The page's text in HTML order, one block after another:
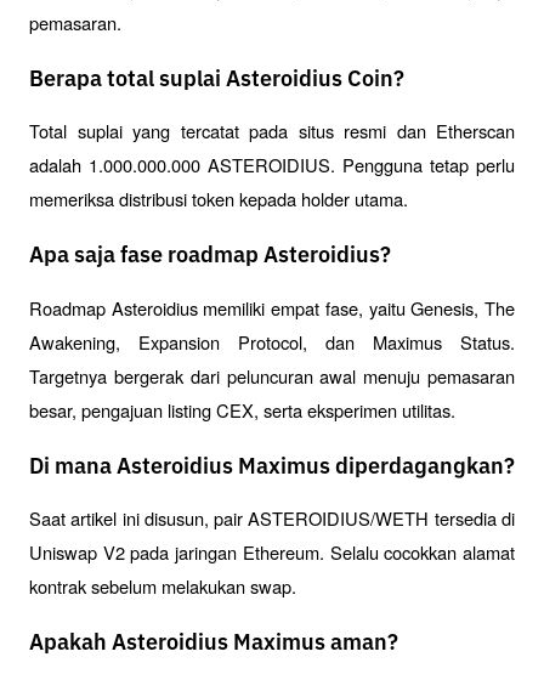
pemasaran.
Berapa total suplai Asteroidius Coin?
Total suplai yang tercatat pada situs resmi dan Etherscan
adalah 1.000.000.000 ASTEROIDIUS. Pengguna tetap perlu
memeriksa distribusi token kepada holder utama.
Apa saja fase roadmap Asteroidius?
Roadmap Asteroidius memiliki empat fase, yaitu Genesis, The
Awakening, Expansion Protocol, dan Maximus Status.
Targetnya bergerak dari peluncuran awal menuju pemasaran
besar, pengajuan listing CEX, serta eksperimen utilitas.
Di mana Asteroidius Maximus diperdagangkan?
Saat artikel ini disusun, pair ASTEROIDIUS/WETH tersedia di
Uniswap V2 pada jaringan Ethereum. Selalu cocokkan alamat
kontrak sebelum melakukan swap.
Apakah Asteroidius Maximus aman?